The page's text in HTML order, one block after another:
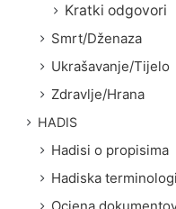
Kratki odgovori
Smrt/Dženaza
Ukrašavanje/Tijelo
Zdravlje/Hrana
HADIS
Hadisi o propisima
Hadiska
Ocjena